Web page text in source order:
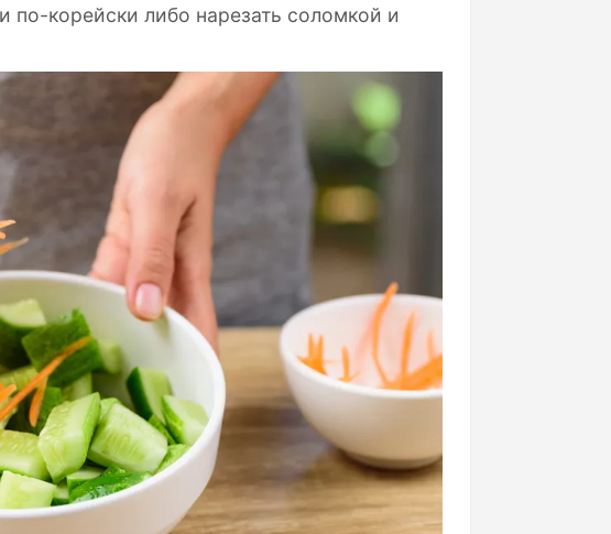
по-корейски либо нарезать соломкой и